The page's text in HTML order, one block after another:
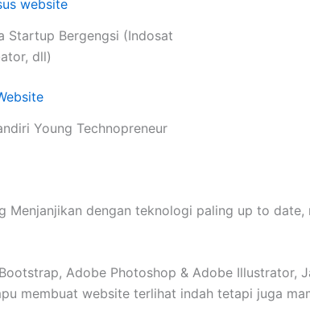
Startup Bergengsi (Indosat
dll)
Young Technopreneur
Menjanjikan dengan teknologi paling up to date,
Adobe Photoshop & Adobe Illustrator,
membuat website terlihat indah tetapi juga